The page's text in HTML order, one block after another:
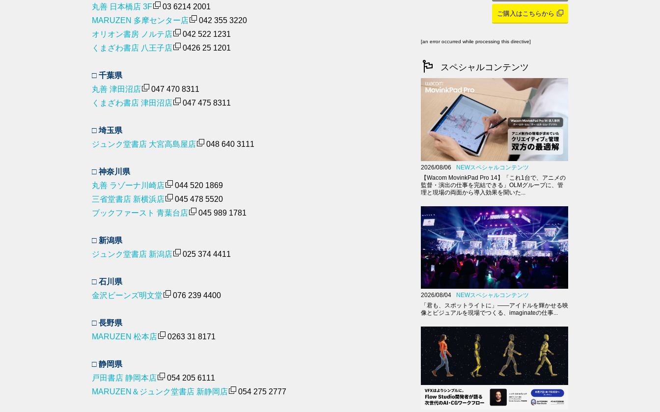
丸善 日本橋店 3F
03 6214 2001
MARUZEN 多摩センター店
042 355 3220
オリオン書房 ノルテ店
042 522 1231
くまざわ書店 八王子店
0426 25 1201
□ 千葉県
丸善 津田沼店
047 470 8311
くまざわ書店 津田沼店
047 475 8311
□ 埼玉県
ジュンク堂書店 大宮高島屋店
048 640 3111
□ 神奈川県
丸善 ラゾーナ川崎店
044 520 1869
三省堂書店 新横浜店
045 478 5520
ブックファースト 青葉台店
045 989 1781
□ 新潟県
ジュンク堂書店 新潟店
025 374 4411
□ 石川県
金沢ビーンズ明文堂
076 239 4400
□ 長野県
MARUZEN 松本店
0263 31 8171
□ 静岡県
戸田書店 静岡本店
054 205 6111
MARUZEN＆ジュンク堂書店 新静岡店
054 275 2777
ご購入はこちらから
[an error occurred while processing this directive]
スペシャルコンテンツ
2026/08/06
NEWスペシャルコンテンツ
【Wacom MovinkPad Pro 14】「これ1台で、アニメの
監督・演出の仕事を完結できる」OLMグループに、管
理と現場の両面から導入効果を聞いた...
2026/08/04
NEWスペシャルコンテンツ
「君も、スポットライトに」――アイドルを輝かせる映
像とビジュアルを現場でつくる、imaginateの仕事...